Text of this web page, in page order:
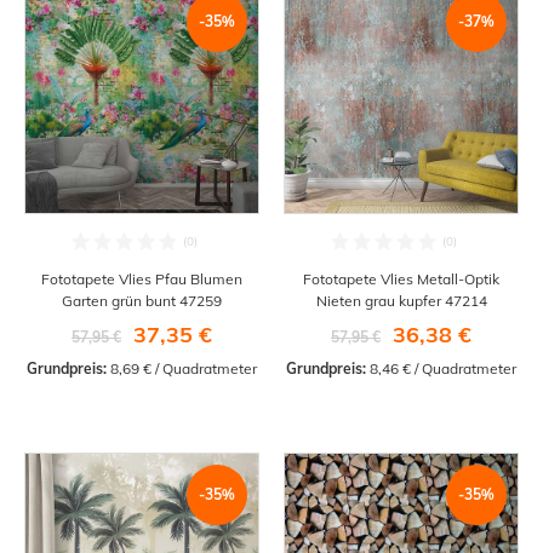
-35%
Fototapete Vlies Pfau Blumen
Garten grün bunt 47259
57,95 €
37,35 €
Grundpreis: 8,69 € / Quadratmeter
-37%
Fototapete Vlies Metall-Optik
Nieten grau kupfer 47214
57,95 €
36,38 €
Grundpreis: 8,46 € / Quadratmeter
-35% -35%